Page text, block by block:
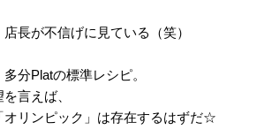
長が不信げに見ている（笑）
分Platの標準レシピ。
言えば、
オリンピック」は存在するはずだ☆